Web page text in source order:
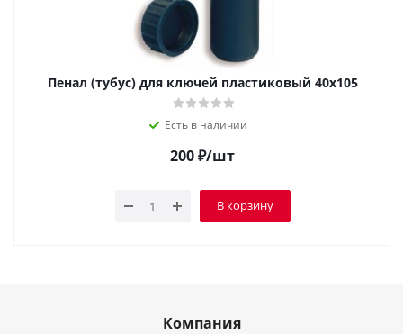
Пенал (тубус) для ключей пластиковый 40х105
Есть в наличии
200₽/шт
В корзину
Компания